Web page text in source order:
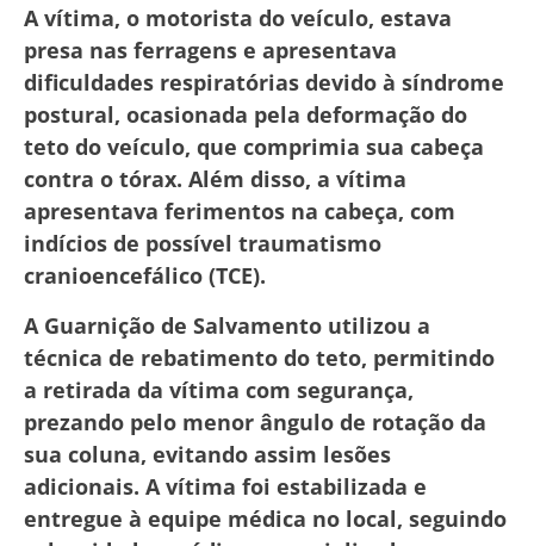
A vítima, o motorista do veículo, estava
presa nas ferragens e apresentava
dificuldades respiratórias devido à síndrome
postural, ocasionada pela deformação do
teto do veículo, que comprimia sua cabeça
contra o tórax. Além disso, a vítima
apresentava ferimentos na cabeça, com
indícios de possível traumatismo
cranioencefálico (TCE).
A Guarnição de Salvamento utilizou a
técnica de rebatimento do teto, permitindo
a retirada da vítima com segurança,
prezando pelo menor ângulo de rotação da
sua coluna, evitando assim lesões
adicionais. A vítima foi estabilizada e
entregue à equipe médica no local, seguindo